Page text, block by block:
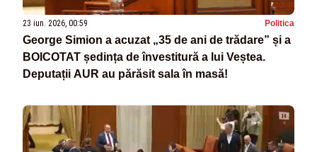
23 iun. 2026, 00:59 Politica
George Simion a acuzat „35 de ani de trădare” și a
BOICOTAT ședința de învestitură a lui Veștea.
Deputații AUR au părăsit sala în masă!